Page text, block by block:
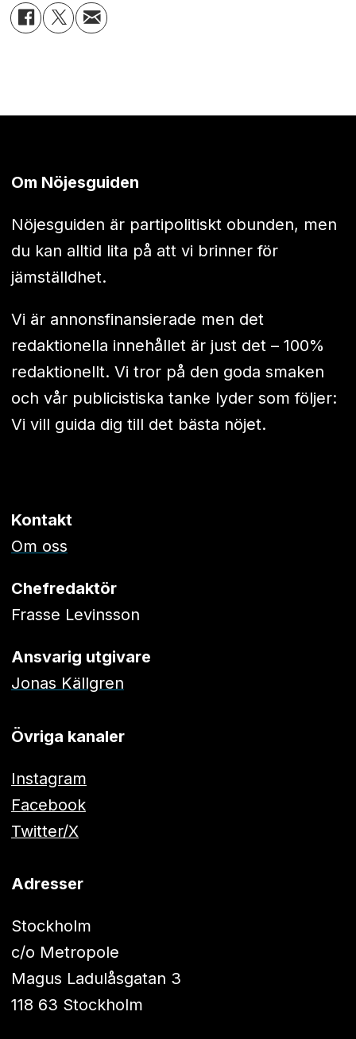
Om Nöjesguiden
Nöjesguiden är partipolitiskt obunden, men
du kan alltid lita på att vi brinner för
jämställdhet.
Vi är annonsfinansierade men det
redaktionella innehållet är just det – 100%
redaktionellt. Vi tror på den goda smaken
och vår publicistiska tanke lyder som följer:
Vi vill guida dig till det bästa nöjet.
Kontakt
Om oss
Chefredaktör
Frasse Levinsson
Ansvarig utgivare
Jonas Källgren
Övriga kanaler
Instagram
Facebook
Twitter/X
Adresser
Stockholm
c/o Metropole
Magus Ladulåsgatan 3
118 63 Stockholm